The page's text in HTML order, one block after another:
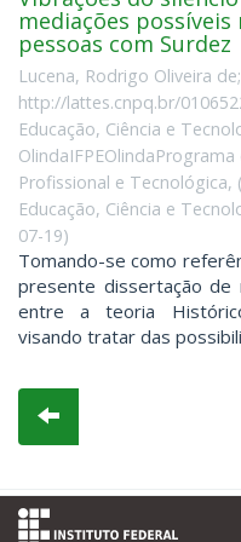
mediações
pessoas com Surdez
Lucena, Rodrigo Oliveira de;
http://lattes.cnpq.br/
Educação, Ciência e
Profissional e
Educação, Ciência e
07-19)
Tomando-se como
presente dissertação de
entre a teoria
visando tratar das